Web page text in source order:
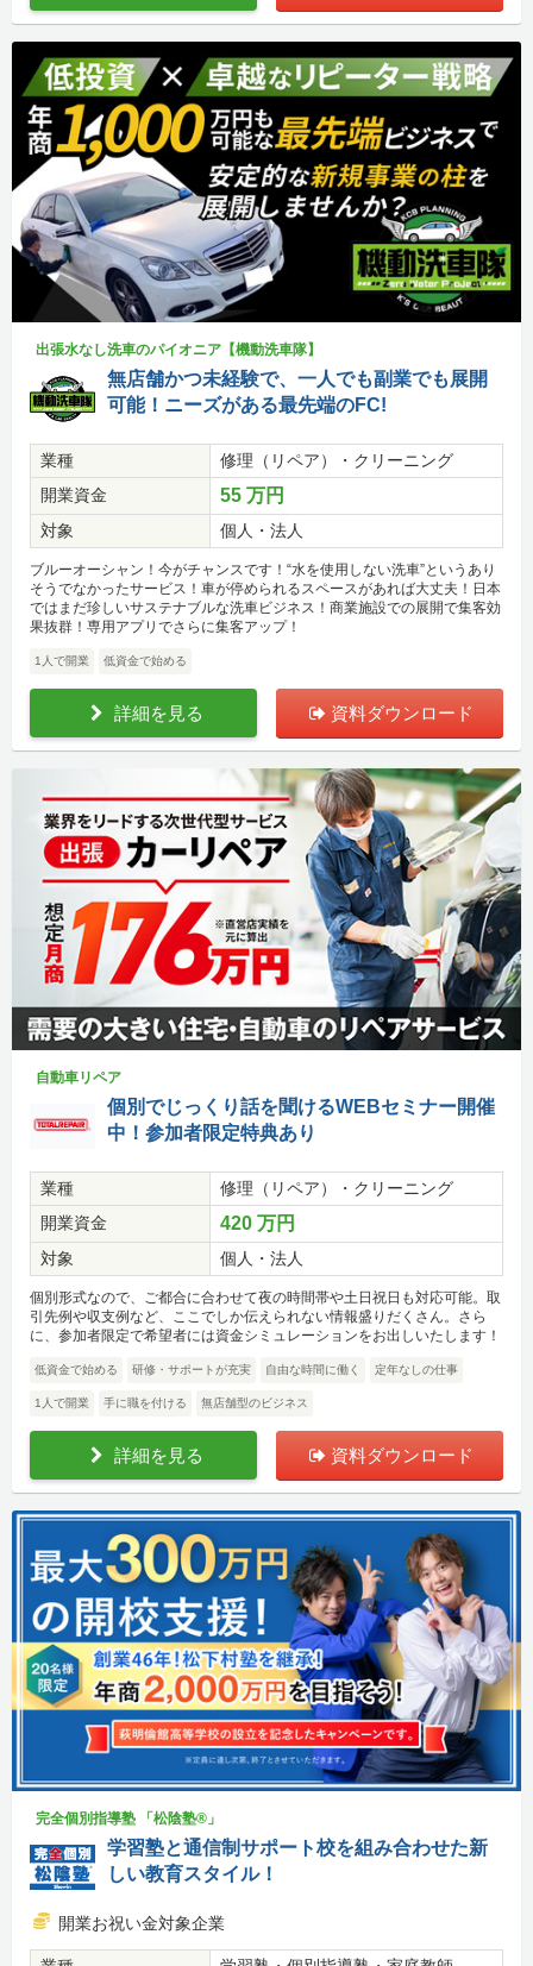
出張水なし洗車のパイオニア【機動洗車隊】
無店舗かつ未経験で、一人でも副業でも展開
可能！ニーズがある最先端のFC!
業種
修理（リペア）・クリーニング
開業資金
55 万円
対象 個人・法人
ブルーオーシャン！今がチャンスです！“水を使用しない洗車”というあり
そうでなかったサービス！車が停められるスペースがあれば大丈夫！日本
ではまだ珍しいサステナブルな洗車ビジネス！商業施設での展開で集客効
果抜群！専用アプリでさらに集客アップ！
1人で開業 低資金で始める
詳細を見る 資料ダウンロード
自動車リペア
個別でじっくり話を聞けるWEBセミナー開催
中！参加者限定特典あり
業種
修理（リペア）・クリーニング
開業資金
420 万円
対象 個人・法人
個別形式なので、ご都合に合わせて夜の時間帯や土日祝日も対応可能。取
引先例や収支例など、ここでしか伝えられない情報盛りだくさん。さら
に、参加者限定で希望者には資金シミュレーションをお出しいたします！
低資金で始める 研修・サポートが充実 自由な時間に働く 定年なしの仕事
1人で開業 手に職を付ける 無店舗型のビジネス
詳細を見る 資料ダウンロード
完全個別指導塾 「松陰塾®」
学習塾と通信制サポート校を組み合わせた新
しい教育スタイル！
開業お祝い金対象企業